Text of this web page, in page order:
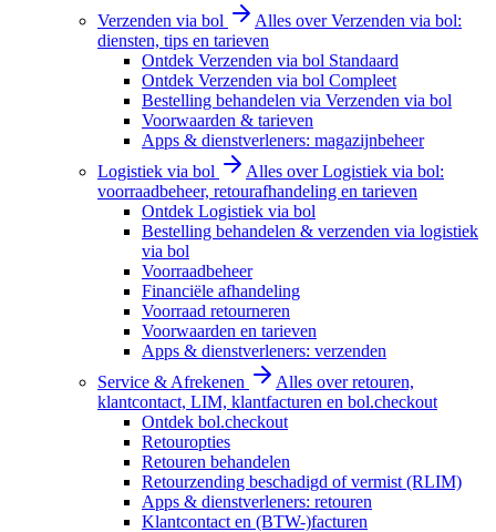
Verzenden via bol
Alles over Verzenden via bol:
diensten, tips en tarieven
Ontdek Verzenden via bol Standaard
Ontdek Verzenden via bol Compleet
Bestelling behandelen via Verzenden via bol
Voorwaarden & tarieven
Apps & dienstverleners: magazijnbeheer
Logistiek via bol
Alles over Logistiek via bol:
voorraadbeheer, retourafhandeling en tarieven
Ontdek Logistiek via bol
Bestelling behandelen & verzenden via logistiek
via bol
Voorraadbeheer
Financiële afhandeling
Voorraad retourneren
Voorwaarden en tarieven
Apps & dienstverleners: verzenden
Service & Afrekenen
Alles over retouren,
klantcontact, LIM, klantfacturen en bol.checkout
Ontdek bol.checkout
Retouropties
Retouren behandelen
Retourzending beschadigd of vermist (RLIM)
Apps & dienstverleners: retouren
Klantcontact en (BTW-)facturen